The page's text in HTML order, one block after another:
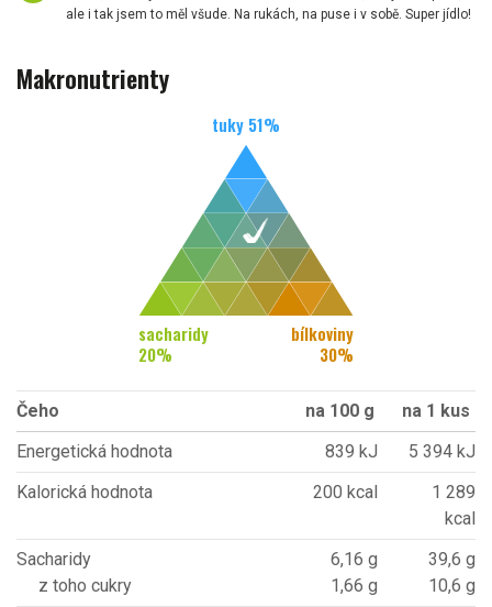
ale i tak jsem to měl všude. Na rukách, na puse i v sobě. Super jídlo!
Makronutrienty
tuky 51%
sacharidy
20%
bílkoviny
30%
Čeho na 100 g
na 1 kus
Energetická hodnota
839 kJ
5 394 kJ
Kalorická hodnota
200 kcal
1 289
kcal
Sacharidy
z toho cukry
6,16 g
1,66 g
39,6 g
10,6 g